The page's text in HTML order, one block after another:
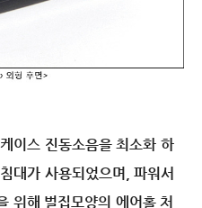
이스 진동소음을 최소화 하
대가 사용되었으며, 파워서
위해 벌집모양의 에어홀 처